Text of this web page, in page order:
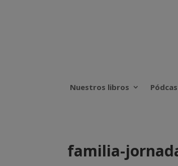
Nuestros libros
familia-